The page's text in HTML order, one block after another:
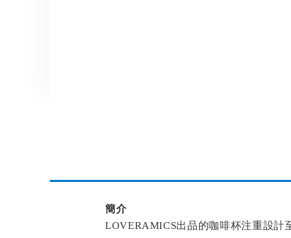
簡介
LOVERAMICS出品的咖啡杯注重設計